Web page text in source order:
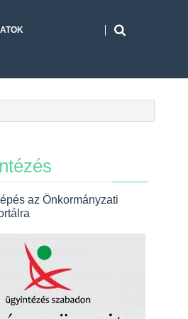
az Önkormányzati